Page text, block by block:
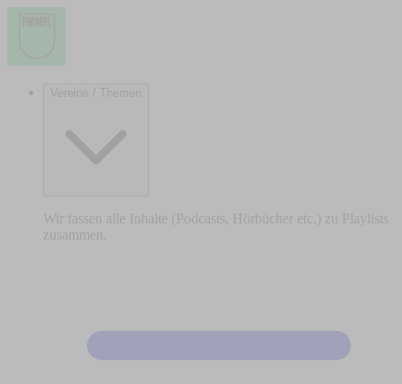
Vereine / Themen
Wir fassen alle Inhalte (Podcasts, Hörbücher etc.) zu Playlists
zusammen.